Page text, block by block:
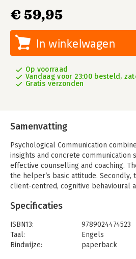
€ 59,95
In winkelwagen
Op voorraad
Vandaag voor 23:00 besteld,
Gratis verzonden
Samenvatting
Psychological Communication
insights and concrete communication
effective counselling and coaching.
the helper’s basic attitude. Secondly,
client-centred, cognitive behavioural
and practice the authors describe the
helper uses these roles within a three
problem clarification, (2) gaining new
of the problem. This book describes
Specificaties
ISBN13:
9789024474523
Taal:
Engels
Bindwijze:
paperback